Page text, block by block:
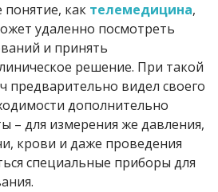
понятие, как телемедицина,
удаленно посмотреть
и принять
решение. При такой
предварительно видел своего
дополнительно
– для измерения же давления,
крови и даже проведения
специальные приборы для